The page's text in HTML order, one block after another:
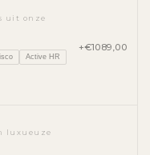
uit onze
Active HR
+€1089,00
luxueuze